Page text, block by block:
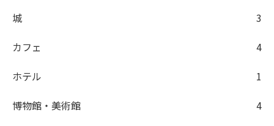
城
3
カフェ
4
ホテル
1
博物館・美術館
4